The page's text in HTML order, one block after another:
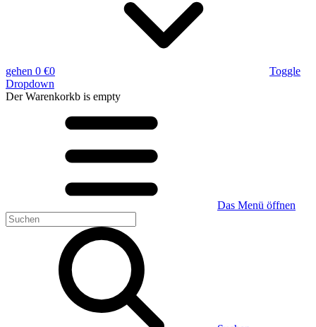
gehen 0 €0
Toggle
Dropdown
Der Warenkorkb is empty
Das Menü öffnen